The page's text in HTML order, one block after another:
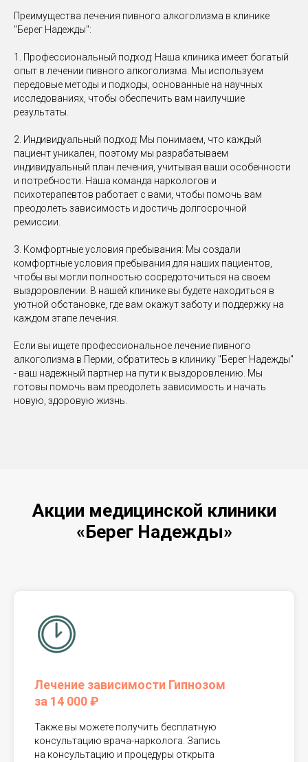
Преимущества лечения пивного алкоголизма в клинике
"Берег Надежды":
1. Профессиональный подход: Наша клиника имеет богатый
опыт в лечении пивного алкоголизма. Мы используем
передовые методы и подходы, основанные на научных
исследованиях, чтобы обеспечить вам наилучшие
результаты.
2. Индивидуальный подход: Мы понимаем, что каждый
пациент уникален, поэтому мы разрабатываем
индивидуальный план лечения, учитывая ваши особенности
и потребности. Наша команда наркологов и
психотерапевтов работает с вами, чтобы помочь вам
преодолеть зависимость и достичь долгосрочной
ремиссии.
3. Комфортные условия пребывания: Мы создали
комфортные условия пребывания для наших пациентов,
чтобы вы могли полностью сосредоточиться на своем
выздоровлении. В нашей клинике вы будете находиться в
уютной обстановке, где вам окажут заботу и поддержку на
каждом этапе лечения.
Если вы ищете профессиональное лечение пивного
алкоголизма в Перми, обратитесь в клинику "Берег Надежды"
- ваш надежный партнер на пути к выздоровлению. Мы
готовы помочь вам преодолеть зависимость и начать
новую, здоровую жизнь.
Акции медицинской клиники
«Берег Надежды»
Лечение зависимости Гипнозом
за 14 000 ₽
Также вы можете получить бесплатную
консультацию врача-нарколога. Запись
на консультацию и процедуры открыта